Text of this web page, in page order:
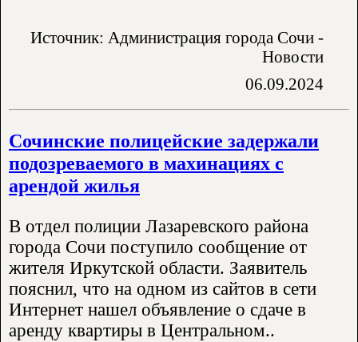
Источник: Администрация города Сочи -
Новости
06.09.2024
Сочинские полицейские задержали
подозреваемого в махинациях с
арендой жилья
В отдел полиции Лазаревского района
города Сочи поступило сообщение от
жителя Иркутской области. Заявитель
пояснил, что на одном из сайтов в сети
Интернет нашел объявление о сдаче в
аренду квартиры в Центральном..